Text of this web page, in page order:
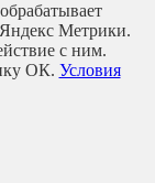
работы,
нашим
на
Метрики.
с ним.
ОК. Условия